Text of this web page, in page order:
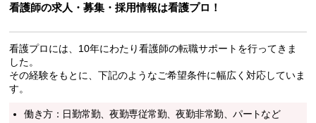
看護師の求人・募集・採用情報は看護プロ！
看護プロには、10年にわたり看護師の転職サポートを行ってきま
した。
その経験をもとに、下記のようなご希望条件に幅広く対応していま
す。
働き方：日勤常勤、夜勤専従常勤、夜勤非常勤、パートなど